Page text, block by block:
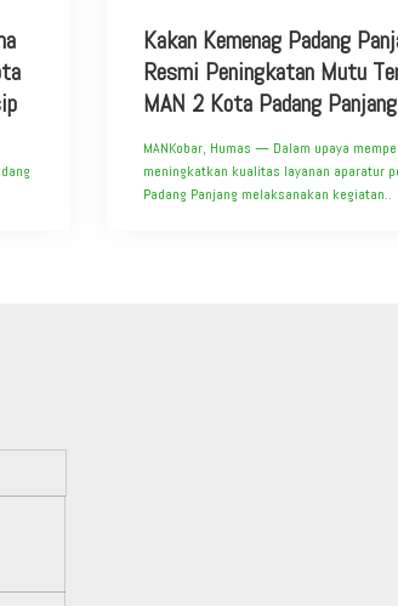
Kakan Kemenag Padang
Resmi Peningkatan Mutu
MAN 2 Kota Padang Panjang
MANKobar, Humas — Dalam upaya
meningkatkan kualitas layanan aparatur
Padang Panjang melaksanakan kegiatan..